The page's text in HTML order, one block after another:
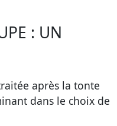
: UN
après la tonte
dans le choix de